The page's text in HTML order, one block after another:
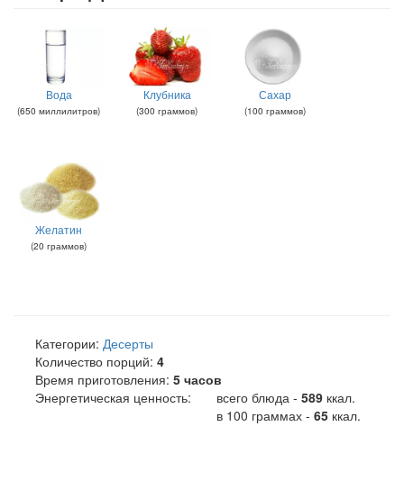
Вода
(650 миллилитров)
Клубника
(300 граммов)
Сахар
(100 граммов)
Желатин
(20 граммов)
Категории: Десерты
Количество порций: 4
Время приготовления: 5 часов
Энергетическая ценность:
всего блюда - 589 ккал.
в 100 граммах - 65 ккал.